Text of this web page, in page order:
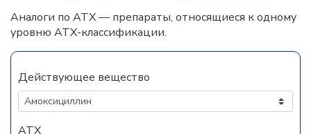
Аналоги по АТХ — препараты, относящиеся к одному
уровню АТХ-классификации.
Действующее вещество
АТХ